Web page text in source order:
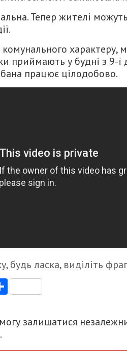
Тепер жителі
характеру,
приймають у будні з 9-ї
працює цілодобово.
ласка, виділіть
Поділитися
залишатися